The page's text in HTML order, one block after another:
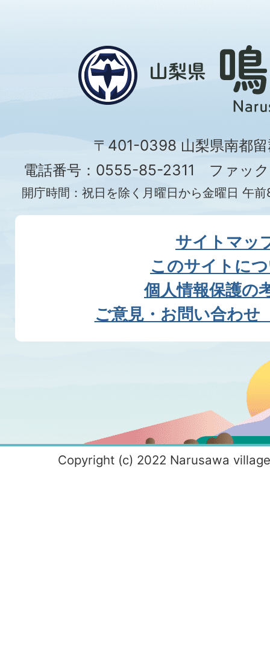
〒401-0398 山梨県南都
電話番号：0555-85-2311 ファッ
開庁時間：祝日を除く月曜日から金曜日 午
サイトマッ
このサイトに
個人情報保護の
ご意見・お問い合わせ
Copyright (c) 2022 Narusawa